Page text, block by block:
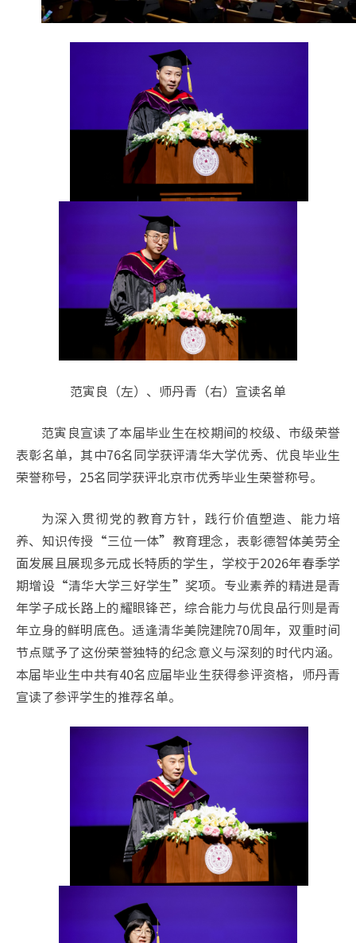
范寅良（左）、师丹青（右）宣读名单
范寅良宣读了本届毕业生在校期间的校级、市级荣誉
表彰名单，其中76名同学获评清华大学优秀、优良毕业生
荣誉称号，25名同学获评北京市优秀毕业生荣誉称号。
为深入贯彻党的教育方针，践行价值塑造、能力培
养、知识传授“三位一体”教育理念，表彰德智体美劳全
面发展且展现多元成长特质的学生，学校于2026年春季学
期增设“清华大学三好学生”奖项。专业素养的精进是青
年学子成长路上的耀眼锋芒，综合能力与优良品行则是青
年立身的鲜明底色。适逢清华美院建院70周年，双重时间
节点赋予了这份荣誉独特的纪念意义与深刻的时代内涵。
本届毕业生中共有40名应届毕业生获得参评资格，师丹青
宣读了参评学生的推荐名单。